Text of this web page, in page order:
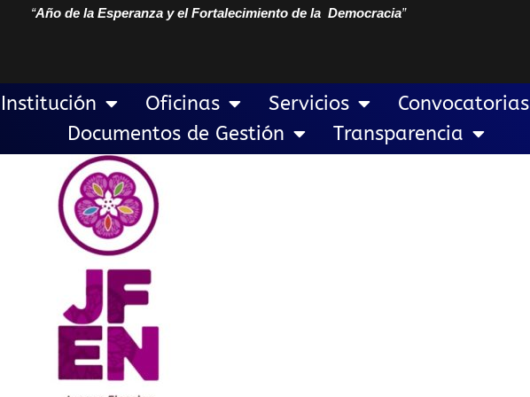
“Año de la Esperanza y el Fortalecimiento de la Democracia”
Institución Oficinas Servicios
Convocatorias
Documentos de Gestión
Transparencia